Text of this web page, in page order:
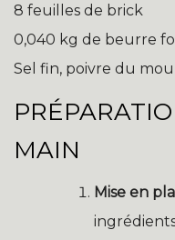
8 feuilles de brick
0,040 kg de beurre
Sel fin, poivre du
MAIN
Mise en